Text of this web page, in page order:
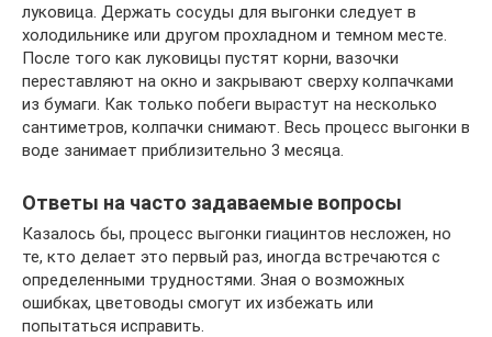
луковица. Держать сосуды для выгонки следует в
холодильнике или другом прохладном и темном месте.
После того как луковицы пустят корни, вазочки
переставляют на окно и закрывают сверху колпачками
из бумаги. Как только побеги вырастут на несколько
сантиметров, колпачки снимают. Весь процесс выгонки в
воде занимает приблизительно 3 месяца.
Ответы на часто задаваемые вопросы
Казалось бы, процесс выгонки гиацинтов несложен, но
те, кто делает это первый раз, иногда встречаются с
определенными трудностями. Зная о возможных
ошибках, цветоводы смогут их избежать или
попытаться исправить.